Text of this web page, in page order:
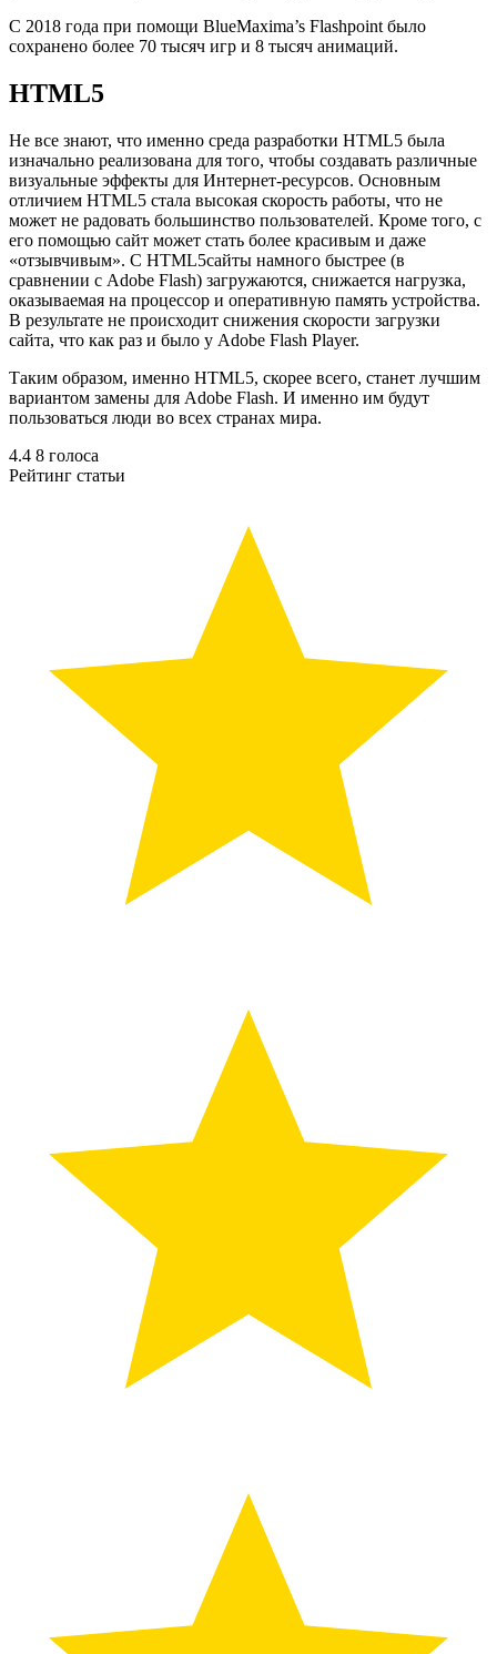
С 2018 года при помощи BlueMaxima’s Flashpoint было
сохранено более 70 тысяч игр и 8 тысяч анимаций.
HTML5
Не все знают, что именно среда разработки HTML5 была
изначально реализована для того, чтобы создавать различные
визуальные эффекты для Интернет-ресурсов. Основным
отличием HTML5 стала высокая скорость работы, что не
может не радовать большинство пользователей. Кроме того, с
его помощью сайт может стать более красивым и даже
«отзывчивым». С HTML5сайты намного быстрее (в
сравнении с Adobe Flash) загружаются, снижается нагрузка,
оказываемая на процессор и оперативную память устройства.
В результате не происходит снижения скорости загрузки
сайта, что как раз и было у Adobe Flash Player.
Таким образом, именно HTML5, скорее всего, станет лучшим
вариантом замены для Adobe Flash. И именно им будут
пользоваться люди во всех странах мира.
4.4 8 голоса
Рейтинг статьи